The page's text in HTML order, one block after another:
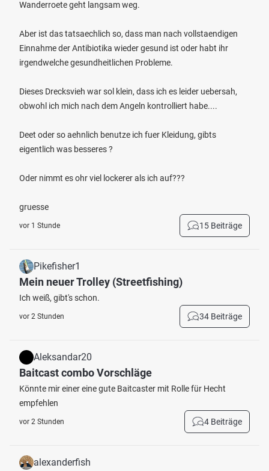
Wanderroete geht langsam weg.
Aber ist das tatsaechlich so, dass man nach vollstaendigen
Einnahme der Antibiotika wieder gesund ist oder habt ihr
irgendwelche gesundheitlichen Probleme.
Dieses Drecksvieh war sol klein, dass ich es leider uebersah,
obwohl ich mich nach dem Angeln kontrolliert habe....
Deet oder so aehnlich benutze ich fuer Kleidung, gibts
eigentlich was besseres ?
Oder nimmt es ohr viel lockerer als ich auf???
gruesse
vor 1 Stunde 15 Beiträge
Pikefisher1
Mein neuer Trolley (Streetfishing)
Ich weiß, gibt's schon.
vor 2 Stunden 34 Beiträge
Aleksandar20
Baitcast combo Vorschläge
Könnte mir einer eine gute Baitcaster mit Rolle für Hecht
empfehlen
vor 2 Stunden 4 Beiträge
alexanderfish